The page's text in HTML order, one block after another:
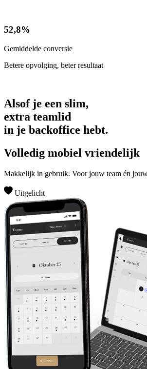
52,8%
Gemiddelde conversie
Betere opvolging, beter resultaat
Alsof je een slim,
extra teamlid
in je backoffice hebt.
Volledig mobiel vriendelijk
Makkelijk in gebruik. Voor jouw team én
Uitgelicht